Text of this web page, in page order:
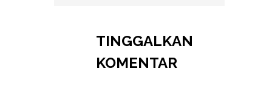
TINGGALKAN
KOMENTAR